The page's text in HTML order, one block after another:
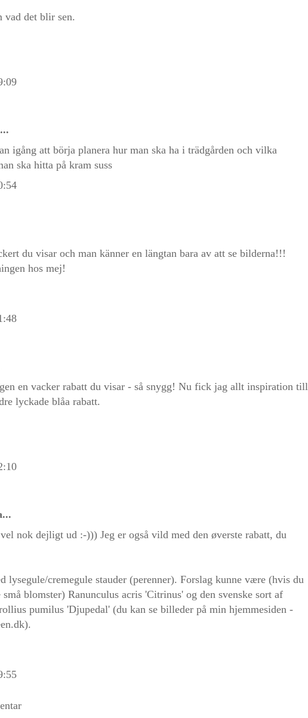
vad det blir sen.
igång att börja planera hur man ska ha i trädgården och vilka
ska hitta på kram suss
du visar och man känner en längtan bara av att se bilderna!!!
hos mej!
en vacker rabatt du visar - så snygg! Nu fick jag allt inspiration till
lyckade blåa rabatt.
nok dejligt ud :-))) Jeg er også vild med den øverste rabatt, du
lysegule/cremegule stauder (perenner). Forslag kunne være (hvis du
blomster) Ranunculus acris 'Citrinus' og den svenske sort af
pumilus 'Djupedal' (du kan se billeder på min hjemmesiden -